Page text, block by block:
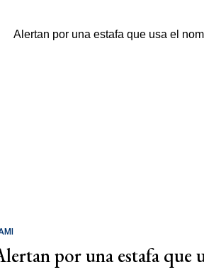
por una estafa que